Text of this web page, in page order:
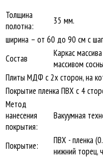
Толщина
полотна:
35 мм.
ширина – от 60 до 90 см с
Состав
Каркас
массивом
Плиты МДФ с 2х сторон, на
Покрытие пленка ПВХ с 4
Метод
нанесения
покрытия:
Вакуумная
Покрытие:
ПВХ - пленка
нижний торец,